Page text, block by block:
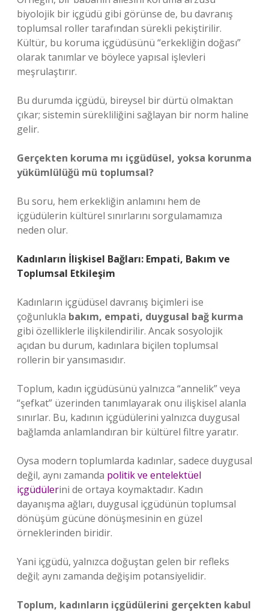
biyolojik bir içgüdü gibi görünse de, bu davranış
toplumsal roller tarafından sürekli pekiştirilir.
Kültür, bu koruma içgüdüsünü “erkekliğin doğası”
olarak tanımlar ve böylece yapısal işlevleri
meşrulaştırır.
Bu durumda içgüdü, bireysel bir dürtü olmaktan
çıkar; sistemin sürekliliğini sağlayan bir norm haline
gelir.
Gerçekten koruma mı içgüdüsel, yoksa korunma
yükümlülüğü mü toplumsal?
Bu soru, hem erkekliğin anlamını hem de
içgüdülerin kültürel sınırlarını sorgulamamıza
neden olur.
Kadınların İlişkisel Bağları: Empati, Bakım ve
Toplumsal Etkileşim
Kadınların içgüdüsel davranış biçimleri ise
çoğunlukla bakım, empati, duygusal bağ kurma
gibi özelliklerle ilişkilendirilir. Ancak sosyolojik
açıdan bu durum, kadınlara biçilen toplumsal
rollerin bir yansımasıdır.
Toplum, kadın içgüdüsünü yalnızca “annelik” veya
“şefkat” üzerinden tanımlayarak onu ilişkisel alanla
sınırlar. Bu, kadının içgüdülerini yalnızca duygusal
bağlamda anlamlandıran bir kültürel filtre yaratır.
Oysa modern toplumlarda kadınlar, sadece duygusal
değil, aynı zamanda politik ve entelektüel
içgüdülerini de ortaya koymaktadır. Kadın
dayanışma ağları, duygusal içgüdünün toplumsal
dönüşüm gücüne dönüşmesinin en güzel
örneklerinden biridir.
Yani içgüdü, yalnızca doğuştan gelen bir refleks
değil; aynı zamanda değişim potansiyelidir.
Toplum, kadınların içgüdülerini gerçekten kabul